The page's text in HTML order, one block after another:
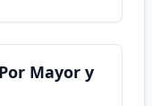
Mayor y